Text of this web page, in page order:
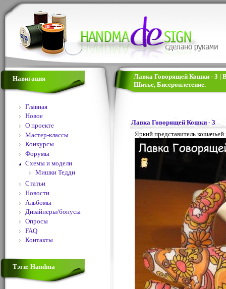
Навигация
Главная
Новое
О проекте
Мастер-классы
Конкурсы
Форумы
Схемы и модели
Мишки Тедди
Статьи
Новости
Альбомы
Дизайнеры/бонусы
Опросы
FAQ
Контакты
Тэги: Handma
Лавка Говорящей Кошки - 3 |
Шитье, Бисероплетение.
Лавка Говорящей Кошки - 3
Яркий представитель